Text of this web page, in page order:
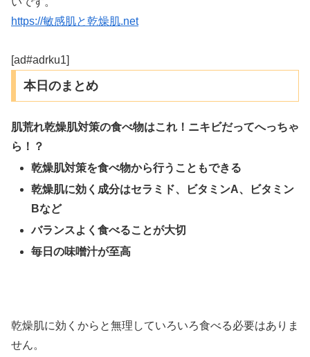
https://敏感肌と乾燥肌.net
[ad#adrku1]
本日のまとめ
肌荒れ乾燥肌対策の食べ物はこれ！ニキビだってへっちゃ
ら！？
乾燥肌対策を食べ物から行うこともできる
乾燥肌に効く成分はセラミド、ビタミンA、ビタミン
Bなど
バランスよく食べることが大切
毎日の味噌汁が至高
乾燥肌に効くからと無理していろいろ食べる必要はありま
せん。